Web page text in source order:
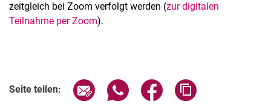
zeitgleich bei Zoom verfolgt werden (zur digitalen
Teilnahme per Zoom).
Seite teilen: Seite über E-Mail teilen
Seite über WhatsApp teilen
Seite über Facebook